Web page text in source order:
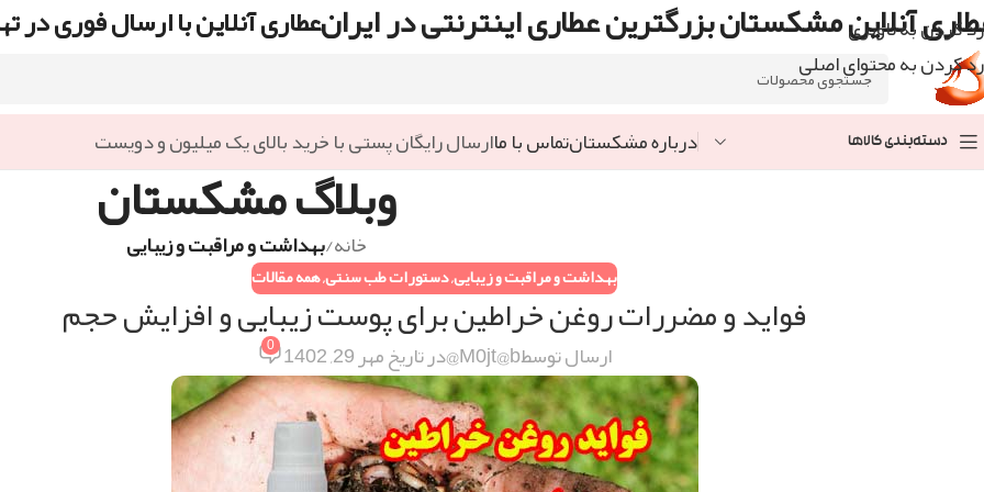
رد کردن به ناوبری
رد کردن به محتوای اصلی
آنلاین مشکستان بزرگترین عطاری اینترنتی در ایرانعطاری آنلاین با ارسال فوری در
دسته‌بندی کالاها درباره مشکستانتماس با ماارسال رایگان پستی با خرید بالای یک میلیون و دویست
وبلاگ مشکستان
خانه/بهداشت و مراقبت و زیبایی
بهداشت و مراقبت و زیبایی,دستورات طب سنتی,همه مقالات
فواید و مضررات روغن خراطین برای پوست زیبایی و افزایش حجم
ارسال توسطM0jt@b@ در تاریخ مهر 29, 1402 0